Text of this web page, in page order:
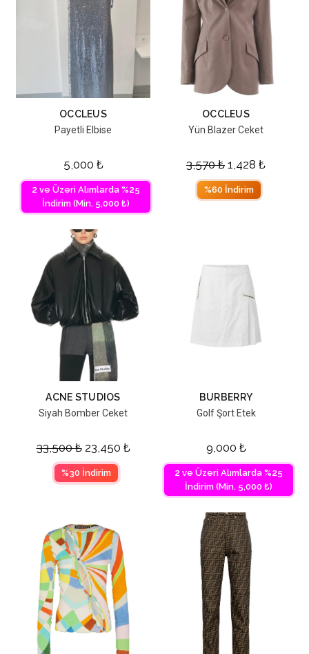
OCCLEUS
Payetli Elbise
5,000 ₺
2 ve Üzeri Alımlarda %25
İndirim (Min. 5,000 ₺)
OCCLEUS
Yün Blazer Ceket
3,570₺ 1,428 ₺
%60 İndirim
ACNE STUDIOS
Siyah Bomber Ceket
33,500₺ 23,450 ₺
%30 İndirim
BURBERRY
Golf Şort Etek
9,000 ₺
2 ve Üzeri Alımlarda %25
İndirim (Min. 5,000 ₺)